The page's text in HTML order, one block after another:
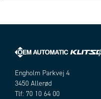
Engholm Parkvej 4
3450 Allerød
Tlf: 70 10 64 00